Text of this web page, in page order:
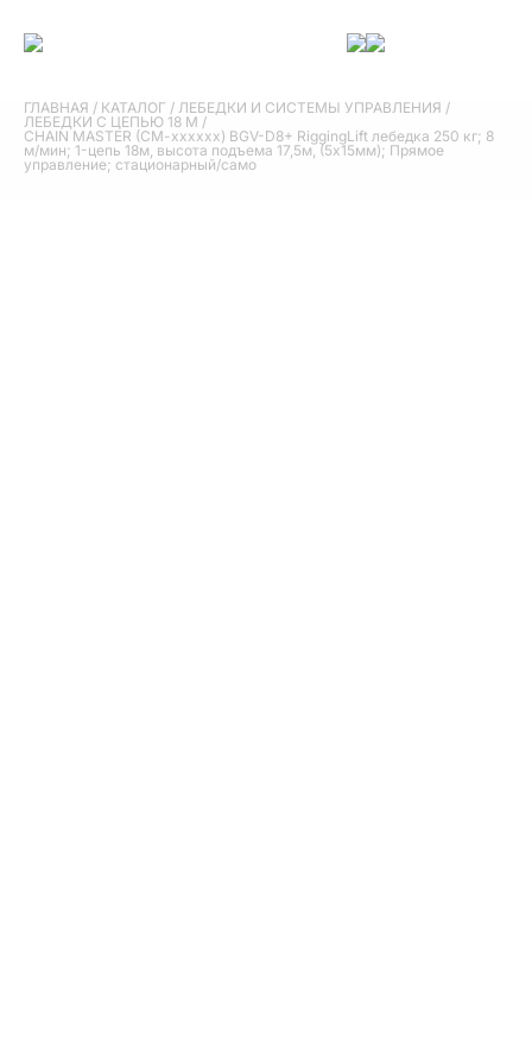
ГЛАВНАЯ / КАТАЛОГ / ЛЕБЕДКИ И СИСТЕМЫ УПРАВЛЕНИЯ /
ЛЕБЕДКИ С ЦЕПЬЮ 18 М /
CHAIN MASTER (CM-xxxxxx) BGV-D8+ RiggingLift лебедка 250 кг; 8
м/мин; 1-цепь 18м, высота подъема 17,5м, (5х15мм); Прямое
управление; стационарный/само